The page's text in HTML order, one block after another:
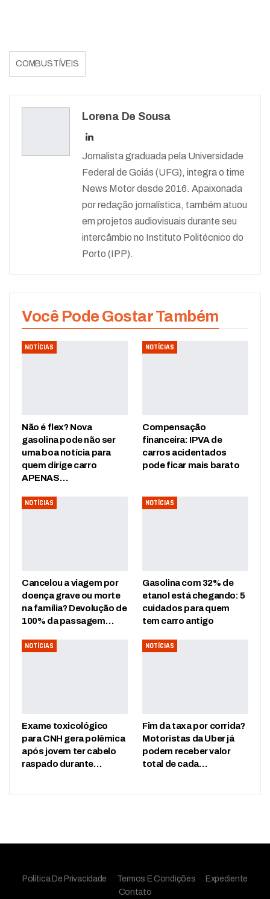
COMBUSTÍVEIS
Lorena De Sousa
Jornalista graduada pela Universidade
Federal de Goiás (UFG), integra o time
News Motor desde 2016. Apaixonada
por redação jornalística, também atuou
em projetos audiovisuais durante seu
intercâmbio no Instituto Politécnico do
Porto (IPP).
Você Pode Gostar Também
NOTÍCIAS
Não é flex? Nova
gasolina pode não ser
uma boa notícia para
quem dirige carro
APENAS…
NOTÍCIAS
Compensação
financeira: IPVA de
carros acidentados
pode ficar mais barato
NOTÍCIAS
Cancelou a viagem por
doença grave ou morte
na família? Devolução de
100% da passagem…
NOTÍCIAS
Gasolina com 32% de
etanol está chegando: 5
cuidados para quem
tem carro antigo
NOTÍCIAS
Exame toxicológico
para CNH gera polêmica
após jovem ter cabelo
raspado durante…
NOTÍCIAS
Fim da taxa por corrida?
Motoristas da Uber já
podem receber valor
total de cada…
Política De Privacidade Termos E Condições
Expediente
Contato